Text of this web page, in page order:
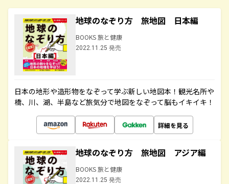
地球のなぞり方 旅地図 日本編
BOOKS 旅と健康
2022.11.25 発売
日本の地形や造形物をなぞって学ぶ新しい地図本！観光名所や
橋、川、湖、半島など旅気分で地図をなぞって脳もイキイキ！
詳細を見る
地球のなぞり方 旅地図 アジア編
BOOKS 旅と健康
2022.11.25 発売